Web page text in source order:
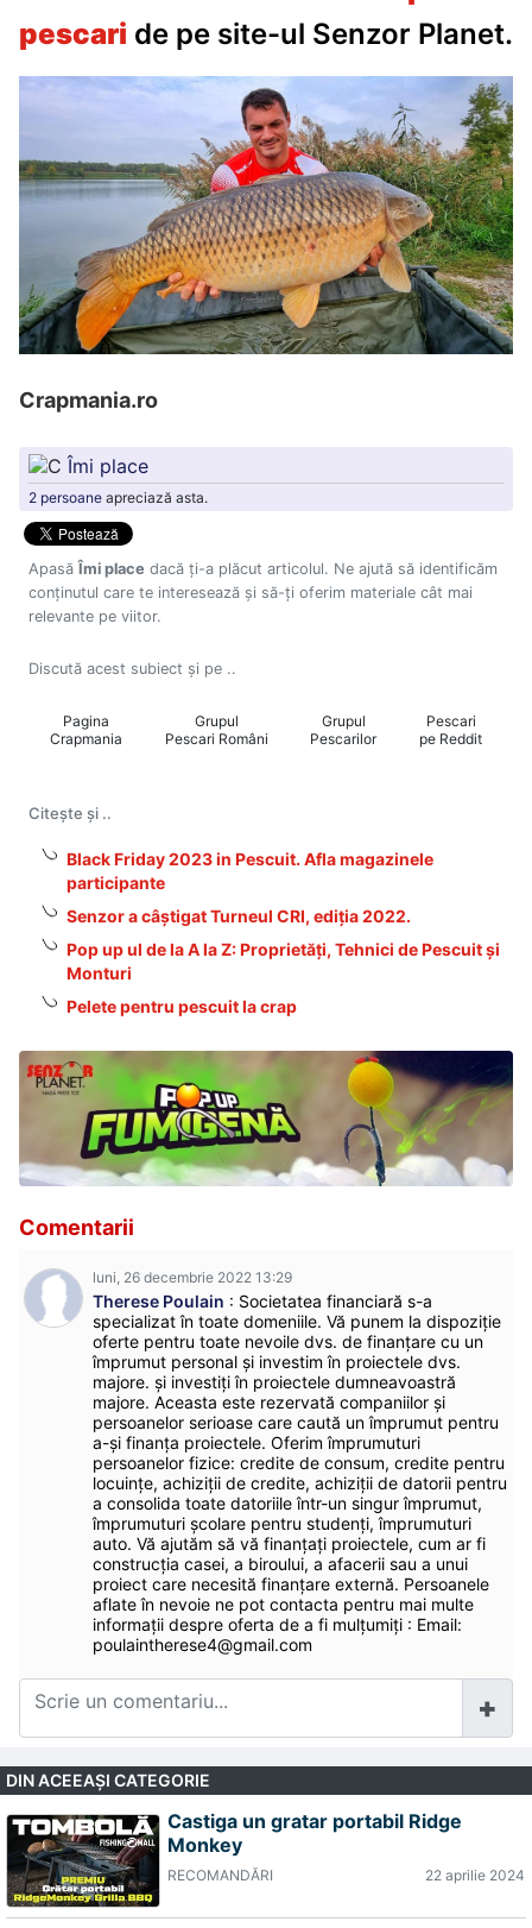
pescari de pe site-ul Senzor Planet.
Crapmania.ro
Îmi place
2 persoane apreciază asta.
Apasă Îmi place dacă ți-a plăcut articolul. Ne ajută să identificăm
conținutul care te interesează și să-ți oferim materiale cât mai
relevante pe viitor.
Discută acest subiect și pe ..
Pagina
Crapmania
Grupul
Pescari Români
Grupul
Pescarilor
Pescari
pe Reddit
Citește și ..
Black Friday 2023 in Pescuit. Afla magazinele
participante
Senzor a câștigat Turneul CRI, ediția 2022.
Pop up ul de la A la Z: Proprietăți, Tehnici de Pescuit și
Monturi
Pelete pentru pescuit la crap
Comentarii
luni, 26 decembrie 2022 13:29
Therese Poulain : Societatea financiară s-a
specializat în toate domeniile. Vă punem la dispoziție
oferte pentru toate nevoile dvs. de finanțare cu un
împrumut personal și investim în proiectele dvs.
majore. și investiți în proiectele dumneavoastră
majore. Aceasta este rezervată companiilor și
persoanelor serioase care caută un împrumut pentru
a-și finanța proiectele. Oferim împrumuturi
persoanelor fizice: credite de consum, credite pentru
locuințe, achiziții de credite, achiziții de datorii pentru
a consolida toate datoriile într-un singur împrumut,
împrumuturi școlare pentru studenți, împrumuturi
auto. Vă ajutăm să vă finanțați proiectele, cum ar fi
construcția casei, a biroului, a afacerii sau a unui
proiect care necesită finanțare externă. Persoanele
aflate în nevoie ne pot contacta pentru mai multe
informații despre oferta de a fi mulțumiți : Email:
poulaintherese4@gmail.com
DIN ACEEAŞI CATEGORIE
Castiga un gratar portabil Ridge
Monkey
RECOMANDĂRI 22 aprilie 2024